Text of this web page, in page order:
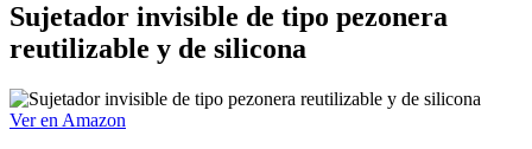
Sujetador invisible de tipo pezonera
reutilizable y de silicona
Ver en Amazon